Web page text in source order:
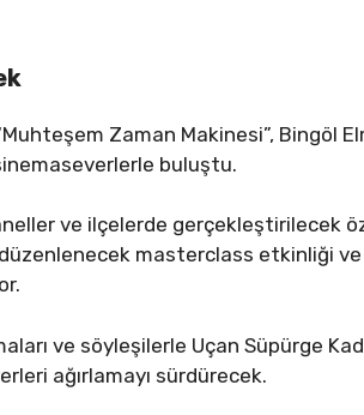
Zaman Makinesi”, Bingöl
buluştu.
ve ilçelerde gerçekleştirilecek
düzenlenecek masterclass etkinliği
ve söyleşilerle Uçan Süpürge
ağırlamayı sürdürecek.